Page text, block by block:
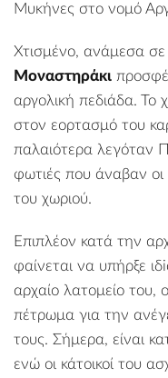
Μυκήνες στο νομό
Χτισμένο, ανάμεσα
Μοναστηράκι
αργολική πεδιάδα. Το
στον εορτασμό του
παλαιότερα λεγόταν
φωτιές που άναβαν οι
του χωριού.
Επιπλέον κατά την
φαίνεται να υπήρξε
αρχαίο λατομείο του,
πέτρωμα για την
τους. Σήμερα, είναι
ενώ οι κάτοικοί του